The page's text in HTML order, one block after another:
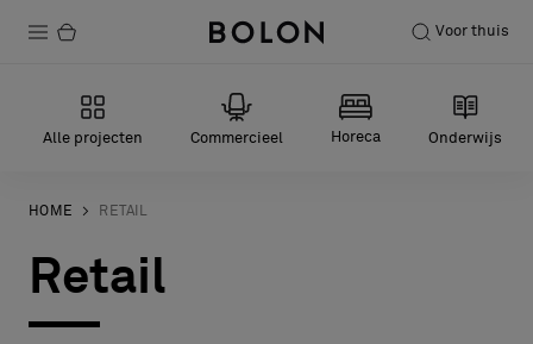
Voor thuis
Producten
Duurzaamheid
Installatie
Onderhoud
Alle projecten Commercieel Horeca Onderwijs
HOME RETAIL
Retail